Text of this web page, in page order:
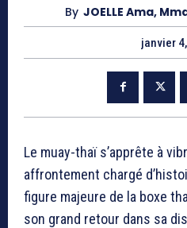
By JOELLE Ama,
janvier
Le muay-thaï s’apprête à
affrontement chargé
figure majeure de la boxe
son grand retour dans sa